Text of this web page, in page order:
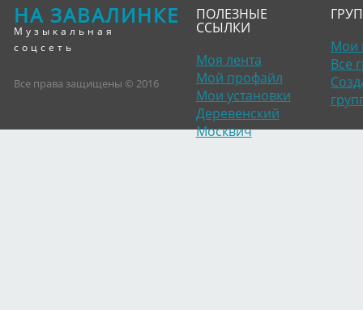
НА ЗАВАЛИНКЕ
Музыкальная
соцсеть
Все права защищены © 2016
ПОЛЕЗНЫЕ
ССЫЛКИ
Моя лента
Мой профайл
Мои установки
Деревенский
Москвич
Мои
Все